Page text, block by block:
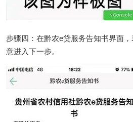
步骤四：在黔农e贷服务告知书界面
意进入下一步。